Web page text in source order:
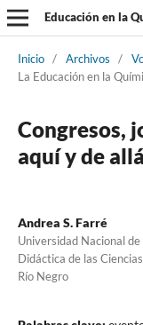
Educación en la
Inicio / Archivos /
La Educación en la
Congresos,
aquí y de
Andrea S. Farré
Universidad Nacional
Didáctica de las
Río Negro